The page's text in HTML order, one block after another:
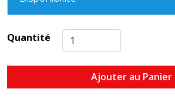
Quantité
Ajouter au Panier